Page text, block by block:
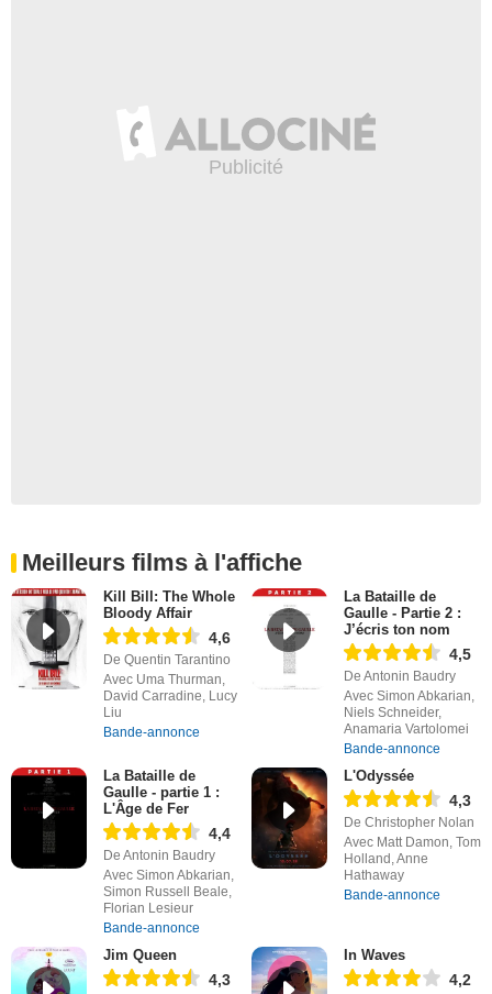
Meilleurs films à l'affiche
Kill Bill: The Whole
Bloody Affair
4,6
De Quentin Tarantino
Avec Uma Thurman,
David Carradine, Lucy
Liu
Bande-annonce
La Bataille de
Gaulle - Partie 2 :
J’écris ton nom
4,5
De Antonin Baudry
Avec Simon Abkarian,
Niels Schneider,
Anamaria Vartolomei
Bande-annonce
La Bataille de
Gaulle - partie 1 :
L'Âge de Fer
4,4
De Antonin Baudry
Avec Simon Abkarian,
Simon Russell Beale,
Florian Lesieur
Bande-annonce
L'Odyssée
4,3
De Christopher Nolan
Avec Matt Damon, Tom
Holland, Anne
Hathaway
Bande-annonce
Jim Queen
4,3
In Waves
4,2